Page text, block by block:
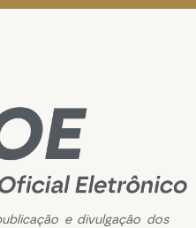
e divulgação dos